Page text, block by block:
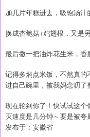
加几片年糕进去，吸饱汤
换成杏鲍菇+鸡翅根，又是
最后撒一把油炸花生米，香
记得多焖点米饭，不然真
进自己碗里，被我妈念叨了
现在轮到你了！快试试这
灭速度是几分钟～要是被夸
发布于：安徽省